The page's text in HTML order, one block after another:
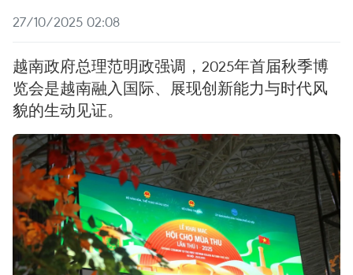
27/10/2025 02:08
越南政府总理范明政强调，2025年首届秋季博
览会是越南融入国际、展现创新能力与时代风
貌的生动见证。